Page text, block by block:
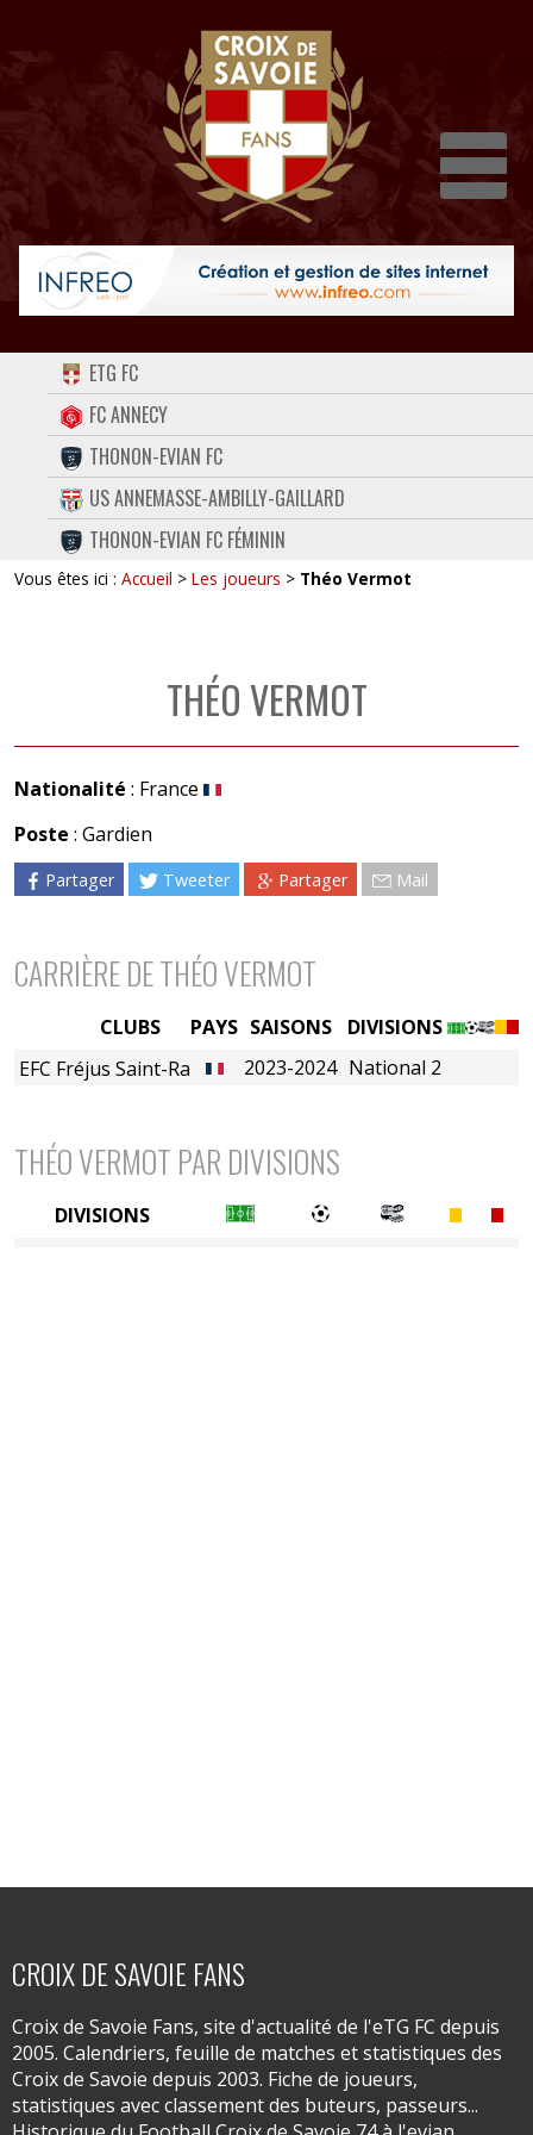
ACCUEIL
FORUM
CONTACT
FACEBOOK
TWITTER
ETG FC
FC ANNECY
THONON-EVIAN FC
US ANNEMASSE-AMBILLY-GAILLARD
THONON-EVIAN FC FÉMININ
Vous êtes ici : Accueil > Les joueurs > Théo Vermot
THÉO VERMOT
Nationalité : France
Poste : Gardien
Partager Tweeter Partager Mail
CARRIÈRE DE THÉO VERMOT
PAYS SAISONS
DIVISIONS
2023-2024 National 2
CLUBS
EFC Fréjus Saint-Raphaël
THÉO VERMOT PAR DIVISIONS
DIVISIONS
CROIX DE SAVOIE FANS
Croix de Savoie Fans, site d'actualité de l'eTG FC depuis
2005. Calendriers, feuille de matches et statistiques des
Croix de Savoie depuis 2003. Fiche de joueurs,
statistiques avec classement des buteurs, passeurs...